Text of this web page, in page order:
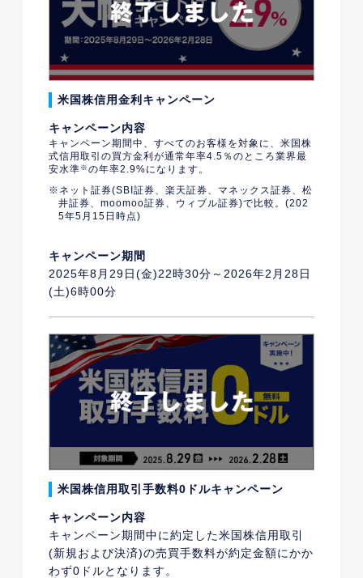
米国株信用金利キャンペーン
キャンペーン内容
キャンペーン期間中、すべてのお客様を対象に、米国株
式信用取引の買方金利が通常年率4.5％のところ業界最
安水準 ※ の年率2.9%になります。
ネット証券(SBI証券、楽天証券、マネックス証券、松
井証券、moomoo証券、ウィブル証券)で比較。(202
5年5月15日時点)
キャンペーン期間
2025年8月29日(金)22時30分～2026年2月28日
(土)6時00分
米国株信用取引手数料0ドルキャンペーン
キャンペーン内容
キャンペーン期間中に約定した米国株信用取引
(新規および決済)の売買手数料が約定金額にかか
わず0ドルとなります。